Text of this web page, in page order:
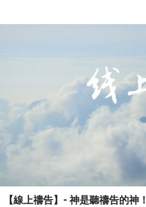
【線上禱告】- 神是聽禱告的神！